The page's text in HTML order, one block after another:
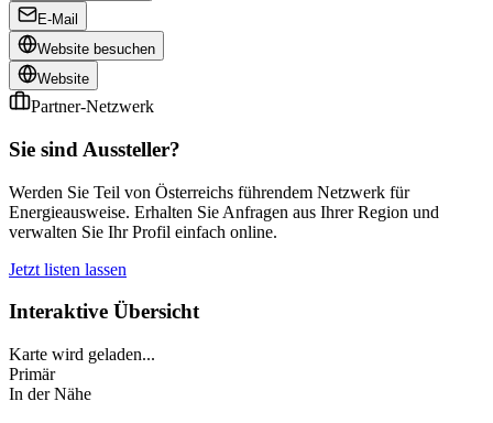
E-Mail
Website besuchen
Website
Partner-Netzwerk
Sie sind Aussteller?
Werden Sie Teil von Österreichs führendem Netzwerk für
Energieausweise. Erhalten Sie Anfragen aus Ihrer Region und
verwalten Sie Ihr Profil einfach online.
Jetzt listen lassen
Interaktive Übersicht
Karte wird geladen...
Primär
In der Nähe